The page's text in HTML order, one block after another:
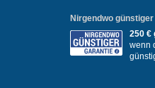
Nirgendwo
250 €
wenn